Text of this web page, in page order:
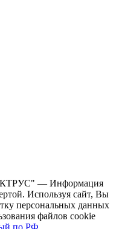
— Информация
Используя сайт, Вы
персональных данных
файлов cookie
по РФ